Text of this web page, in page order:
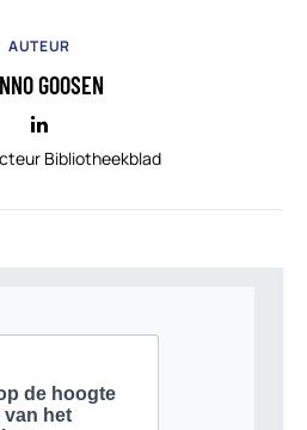
AUTEUR
GOOSEN
Bibliotheekblad